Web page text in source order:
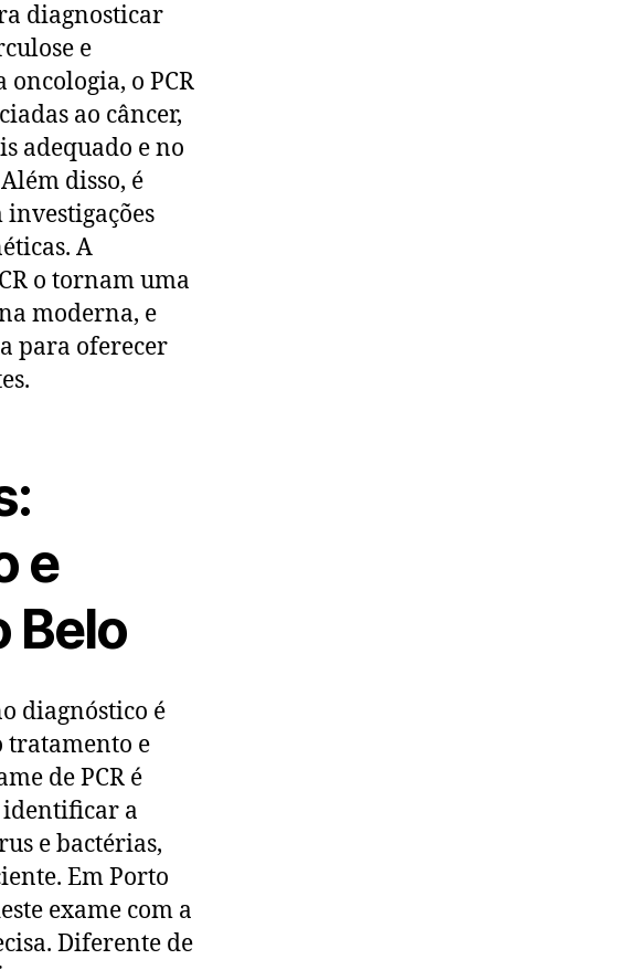
diagnosticar
e
o PCR
ao câncer,
adequado e no
disso, é
investigações
A
o tornam uma
moderna, e
para oferecer
e
Belo
diagnóstico é
tratamento e
de PCR é
identificar a
e bactérias,
Em Porto
exame com a
Diferente de